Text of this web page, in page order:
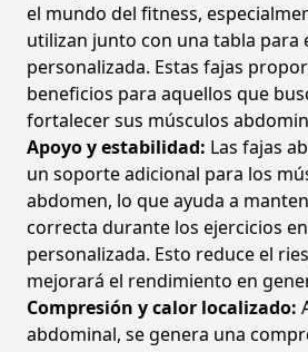
el mundo del fitness,
utilizan junto con una tabla para
personalizada. Estas fajas
beneficios para aquellos que
fortalecer sus músculos
Apoyo y estabilidad: Las fajas
un soporte adicional para los
abdomen, lo que ayuda a
correcta durante los ejercicios
personalizada. Esto reduce el
mejorará el rendimiento en
Compresión y calor localizado:
abdominal, se genera una